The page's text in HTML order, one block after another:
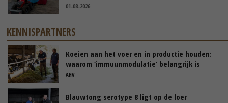
01-08-2026
KENNISPARTNERS
Koeien aan het voer en in productie houden:
waarom ‘immuunmodulatie’ belangrijk is
tijdens de transitieperiode
AHV
Blauwtong serotype 8 ligt op de loer